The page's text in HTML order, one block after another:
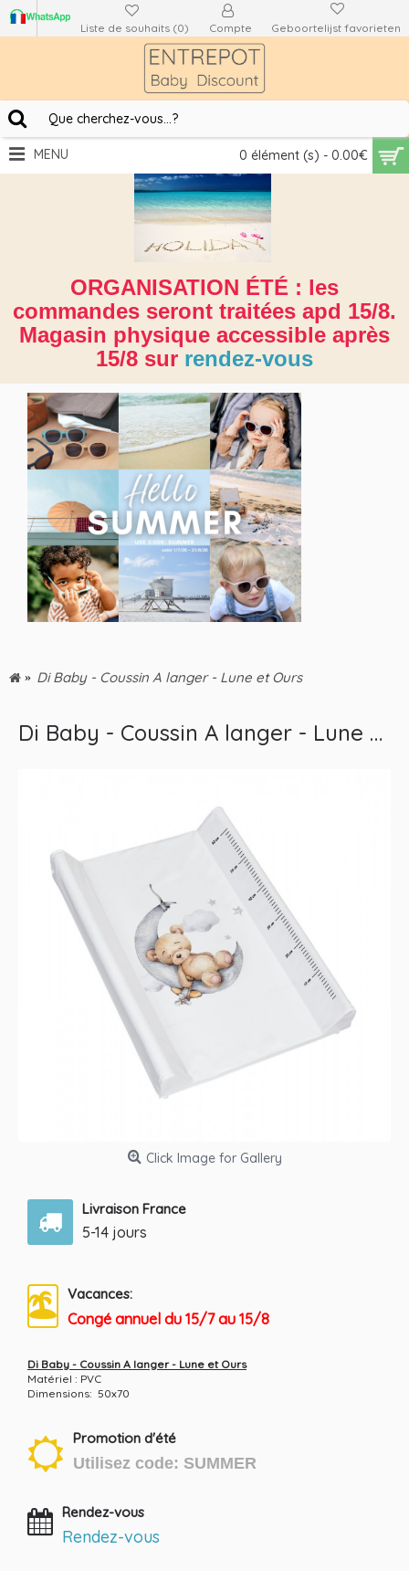
Liste de souhaits (0) Compte Geboortelijst favorieten
0 élément (s) - 0.00€
MENU
ORGANISATION ÉTÉ : les
commandes seront traitées apd 15/8.
Magasin physique accessible après
15/8 sur rendez-vous
Di Baby - Coussin A langer - Lune et Ours
Di Baby - Coussin A langer - Lune et Ours
Click Image for Gallery
Livraison France
5-14 jours
Vacances:
Congé annuel du 15/7 au 15/8
Di Baby - Coussin A langer - Lune et Ours
Matériel : PVC
Dimensions: 50x70
Promotion d'été
Utilisez code: SUMMER
Rendez-vous
Rendez-vous